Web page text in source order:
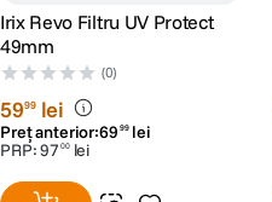
Irix Revo Filtru UV Protect
49mm
(0)
5999 lei
Preț anterior:69 99 lei
PRP:97 00 lei